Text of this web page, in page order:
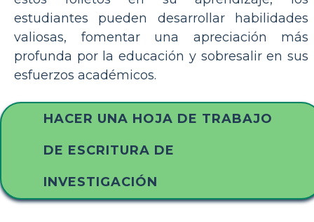
estudiantes pueden desarrollar habilidades
valiosas, fomentar una apreciación más
profunda por la educación y sobresalir en sus
esfuerzos académicos.
HACER UNA HOJA DE TRABAJO
DE ESCRITURA DE
INVESTIGACIÓN